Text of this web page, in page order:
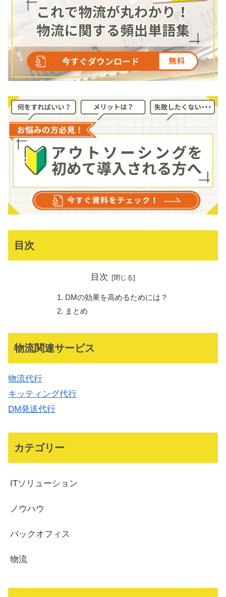
目次
目次
DMの効果を高めるためには？
まとめ
物流関連サービス
物流代行
キッティング代行
DM発送代行
カテゴリー
ITソリューション
ノウハウ
バックオフィス
物流